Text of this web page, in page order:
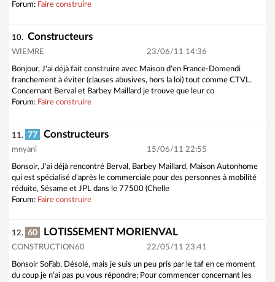
Forum: Faire construire
10. Constructeurs
WIEMRE 23/06/11 14:36
Bonjour, J'ai déjà fait construire avec Maison d'en France-Domendi
franchement à éviter (clauses abusives, hors la loi) tout comme CTVL.
Concernant Berval et Barbey Maillard je trouve que leur co
Forum: Faire construire
11. 77 Constructeurs
mnyani 15/06/11 22:55
Bonsoir, J'ai déjà rencontré Berval, Barbey Maillard, Maison Autonhome
qui est spécialisé d'après le commerciale pour des personnes à mobilité
réduite, Sésame et JPL dans le 77500 (Chelle
Forum: Faire construire
12. 60 LOTISSEMENT MORIENVAL
CONSTRUCTION60 22/05/11 23:41
Bonsoir SoFab, Désolé, mais je suis un peu pris par le taf en ce moment
du coup je n’ai pas pu vous répondre; Pour commencer concernant les